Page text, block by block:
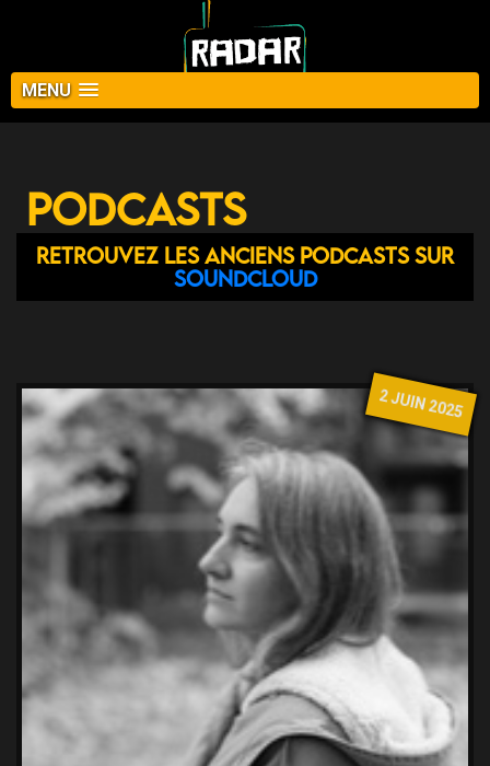
MENU
Podcasts
Retrouvez les anciens podcasts sur
Soundcloud
2 JUIN 2025